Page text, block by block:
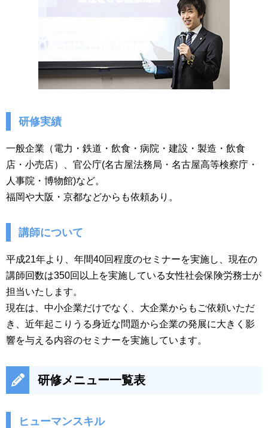
研修実績
一般企業（電力・鉄道・飲食・病院・建設・製造・飲食
店・小売店）、官公庁(名古屋法務局・名古屋高等検察庁・
人事院・博物館)など。
福岡や大阪・京都などからも依頼あり。
講師について
平成21年より、年間40回程度のセミナーを実施し、現在の
講師回数は350回以上を実施している女性社会保険労務士が
担当いたします。
現在は、中小企業だけでなく、大企業からもご依頼いただ
き、近年起こりうる身近な問題から企業の発展に大きく影
響を与える内容のセミナーを実施しています。
研修メニュー一覧表
ヒューマンスキル